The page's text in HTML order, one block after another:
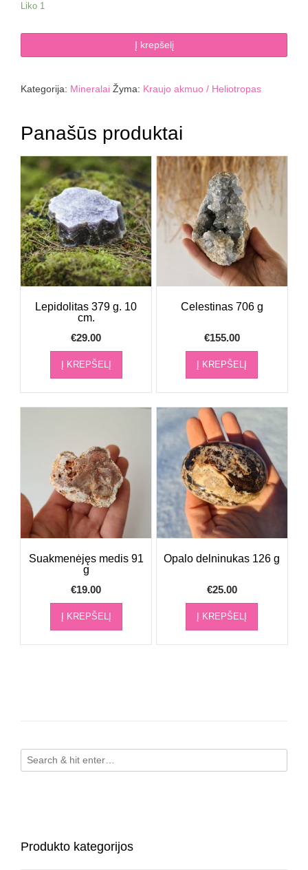
Liko 1
kiekis:
akmuo
195
g
Į krepšelį
Kategorija: Mineralai Žyma: Kraujo akmuo / Heliotropas
Panašūs produktai
Lepidolitas 379 g. 10
cm.
€29.00
Į KREPŠELĮ
Celestinas 706 g
€155.00
Į KREPŠELĮ
Suakmenėjęs medis 91
g
€19.00
Į KREPŠELĮ
Opalo delninukas 126 g
€25.00
Į KREPŠELĮ
Produkto kategorijos